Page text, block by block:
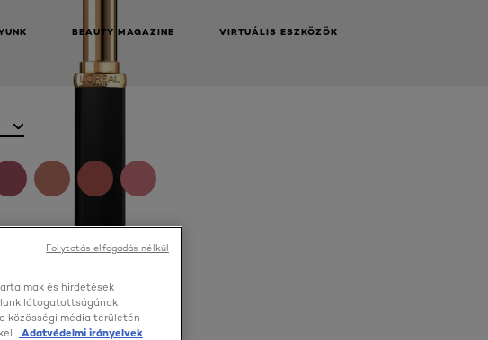
BEAUTY MAGAZINE VIRTUÁLIS ESZKÖZÖK
és hirdetések
látogatottságának
közösségi média területén
Adatvédelmi irányelvek
Folytatás elfogadás nélkül